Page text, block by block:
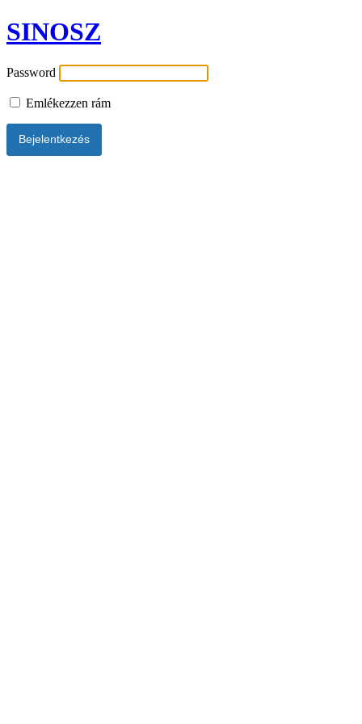
SINOSZ
Password
Emlékezzen rám